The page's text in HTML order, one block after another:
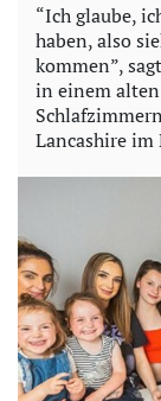
“Ich glaube,
haben, also
kommen”,
in einem
Lancashire im